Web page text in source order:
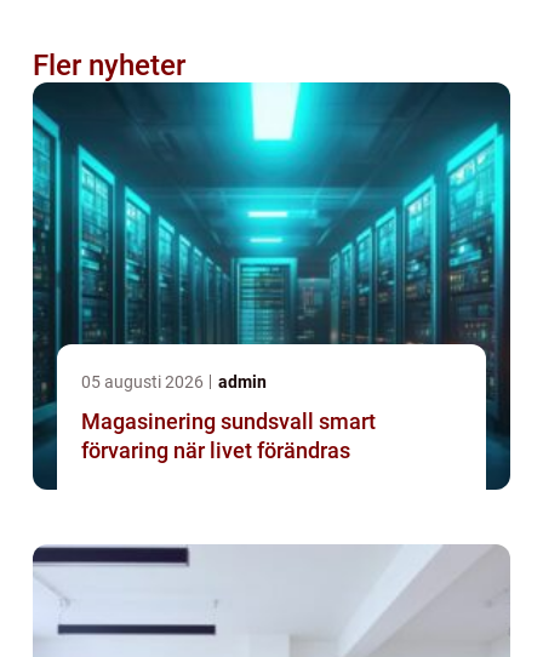
Fler nyheter
05 augusti 2026 admin
Magasinering sundsvall smart
förvaring när livet förändras